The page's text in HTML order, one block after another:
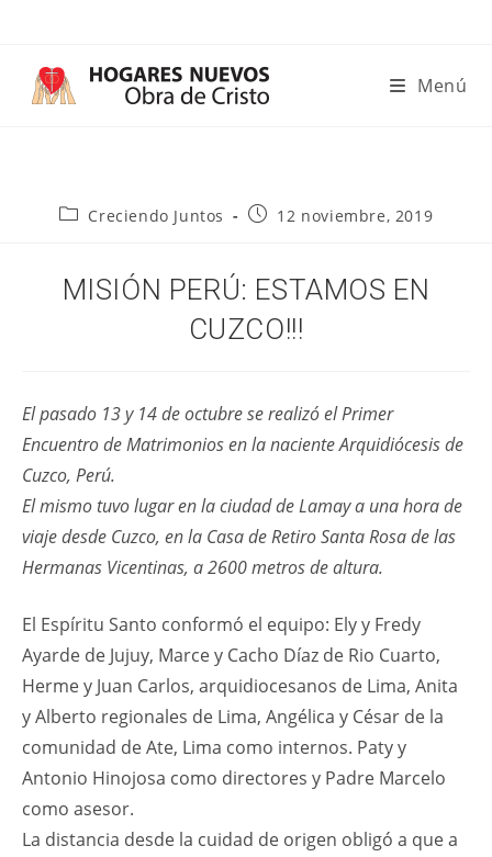
contenido
Menú
Categoría
entrada:
Creciendo Juntos
Publicación
entrada:
12 noviembre, 2019
MISIÓN PERÚ: ESTAMOS EN
CUZCO!!!
El pasado 13 y 14 de octubre se realizó el Primer
Encuentro de Matrimonios en la naciente Arquidiócesis de
Cuzco, Perú.
El mismo tuvo lugar en la ciudad de Lamay a una hora de
viaje desde Cuzco, en la Casa de Retiro Santa Rosa de las
Hermanas Vicentinas, a 2600 metros de altura.
El Espíritu Santo conformó el equipo: Ely y Fredy
Ayarde de Jujuy, Marce y Cacho Díaz de Rio Cuarto,
Herme y Juan Carlos, arquidiocesanos de Lima, Anita
y Alberto regionales de Lima, Angélica y César de la
comunidad de Ate, Lima como internos. Paty y
Antonio Hinojosa como directores y Padre Marcelo
como asesor.
La distancia desde la cuidad de origen obligó a que a